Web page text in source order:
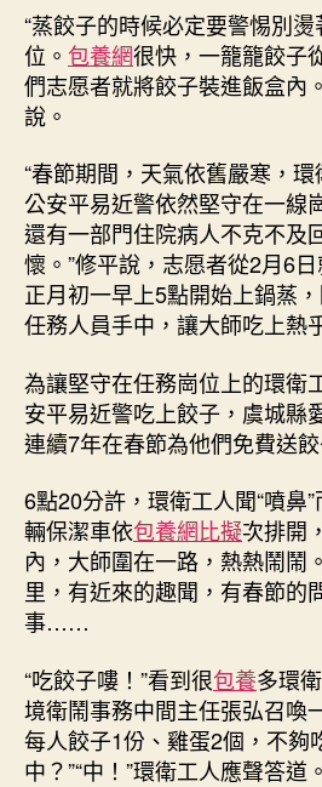
“蒸餃子的時候必定要警惕別
位。 包養網很快，一籠籠餃子
們志愿者就將餃子裝進飯盒內
說。
“春節期間，天氣依舊嚴寒，
公安平易近警依然堅守在一線
還有一部門住院病人不克不及
懷。”修平說，志愿者從2月6
正月初一早上5點開始上鍋蒸
任務人員手中，讓大師吃上熱
為讓堅守在任務崗位上的環衛
安平易近警吃上餃子，虞城縣
連續7年在春節為他們免費送餃
6點20分許，環衛工人聞“噴鼻
輛保潔車依包養網比擬次排開
內，大師圍在一路，熱熱鬧鬧
里，有近來的趣聞，有春節的
事……
“吃餃子嘍！”看到很包養多環
境衛鬧事務中間主任張弘召喚
每人餃子1份、雞蛋2個，不夠
中？”“中！”環衛工人應聲答道。